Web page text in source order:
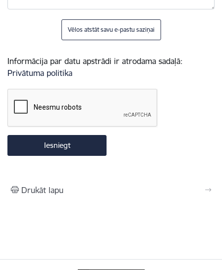
Vēlos atstāt savu e-pastu saziņai
Informācija par datu apstrādi ir atrodama sadaļā:
Privātuma politika
Drukāt lapu